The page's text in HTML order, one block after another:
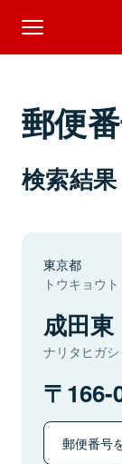
郵便
検索結果
東京都
トウキョウト
成田東
ナリタヒガシ
166-
郵便番号